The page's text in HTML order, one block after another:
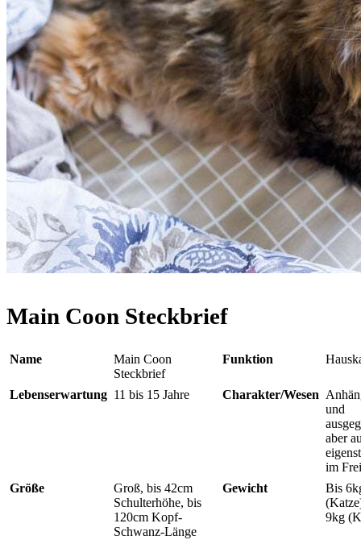
Main Coon Steckbrief
Name
Main Coon
Steckbrief
Funktion
Lebenserwartung 11 bis 15 Jahre Charakter/Wesen
und
aber
im
Größe
Groß, bis 42cm
Schulterhöhe, bis
120cm Kopf-
Schwanz-Länge
Gewicht
Bis
9kg